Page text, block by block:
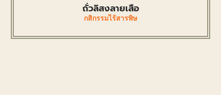
ถั่วลิสงลายเสือ
กสิกรรมไร้สารพิษ